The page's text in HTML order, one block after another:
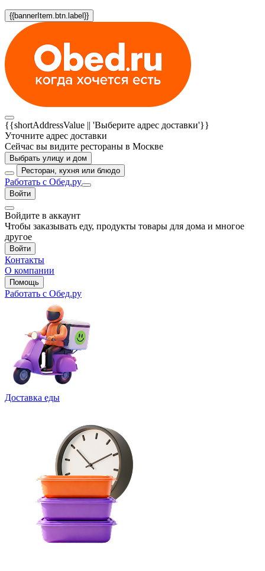
{{bannerItem.btn.label}}
{{shortAddressValue || 'Выберите адрес доставки'}}
Уточните адрес доставки
Сейчас вы видите рестораны в Москве
Выбрать улицу и дом
Ресторан, кухня или блюдо
Работать с Обед.ру
Войти
Войдите в аккаунт
Чтобы заказывать еду, продукты товары для дома и многое
другое
Войти
Контакты
О компании
Помощь
Работать с Обед.ру
Доставка еды